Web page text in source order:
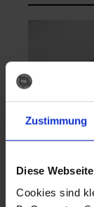
Zustimmung
Diese
Cookies sind
Fotografo: